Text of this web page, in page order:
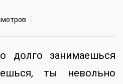
долго занимаешься
ты невольно